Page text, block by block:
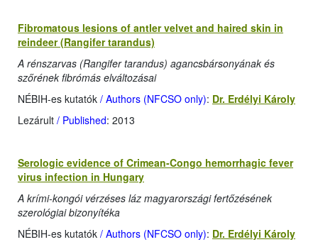
Fibromatous lesions of antler velvet and haired skin in
reindeer (Rangifer tarandus)
A rénszarvas (Rangifer tarandus) agancsbársonyának és
szőrének fibrómás elváltozásai
NÉBIH-es kutatók / Authors (NFCSO only): Dr. Erdélyi Károly
Lezárult / Published: 2013
Serologic evidence of Crimean-Congo hemorrhagic fever
virus infection in Hungary
A krími-kongói vérzéses láz magyarországi fertőzésének
szerológiai bizonyítéka
NÉBIH-es kutatók / Authors (NFCSO only): Dr. Erdélyi Károly